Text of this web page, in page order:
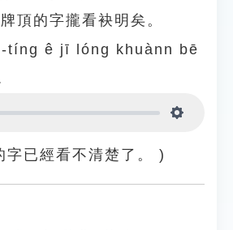
頂的字攏看袂明矣。
tíng ê jī lóng khuànn bē
字已經看不清楚了。 )